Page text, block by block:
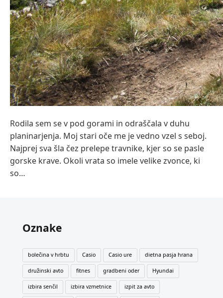
Rodila sem se v pod gorami in odraščala v duhu
planinarjenja. Moj stari oče me je vedno vzel s seboj.
Najprej sva šla čez prelepe travnike, kjer so se pasle
gorske krave. Okoli vrata so imele velike zvonce, ki
so…
Oznake
bolečina v hrbtu Casio Casio ure dietna pasja hrana
družinski avto fitnes gradbeni oder Hyundai
izbira senčil izbira vzmetnice izpit za avto